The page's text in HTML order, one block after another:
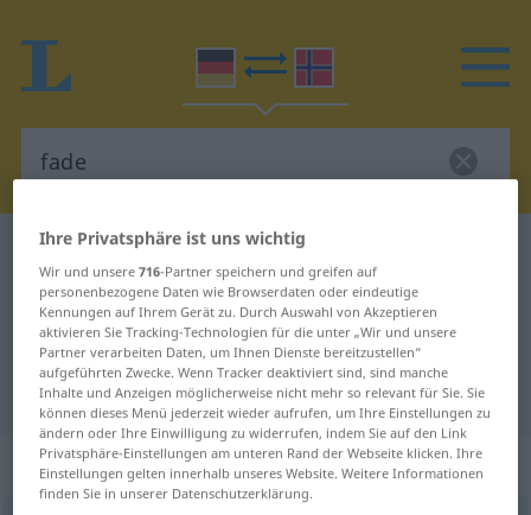
Deutsch-Norwegisch Wörterbuch
Deutsch-Norwegisch Übersetzung
für "fade"
"fade" Norwegisch Übersetzung
„fade“
Ihre Privatsphäre ist uns wichtig
Wir und unsere716-Partner speichern und greifen auf
personenbezogene Daten wie Browserdaten oder eindeutige
Kennungen auf Ihrem Gerät zu. Durch Auswahl von Akzeptieren
aktivieren Sie Tracking-Technologien für die unter „Wir und unsere
Partner verarbeiten Daten, um Ihnen Dienste bereitzustellen“
aufgeführten Zwecke. Wenn Tracker deaktiviert sind, sind manche
Inhalte und Anzeigen möglicherweise nicht mehr so relevant für Sie. Sie
können dieses Menü jederzeit wieder aufrufen, um Ihre Einstellungen zu
ändern oder Ihre Einwilligung zu widerrufen, indem Sie auf den Link
Privatsphäre-Einstellungen am unteren Rand der Webseite klicken. Ihre
Einstellungen gelten innerhalb unseres Website. Weitere Informationen
finden Sie in unserer Datenschutzerklärung.